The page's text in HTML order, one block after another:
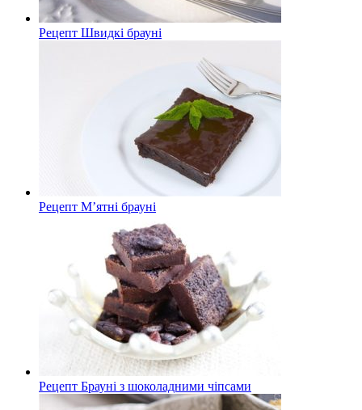
Рецепт Швидкі брауні
Рецепт М’ятні брауні
Рецепт Брауні з шоколадними чіпсами